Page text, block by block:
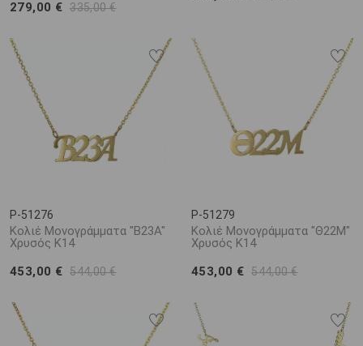
279,00 € 335,00 €
P-51276
Κολιέ Μονογράμματα "Β23Α"
Χρυσός Κ14
453,00 € 544,00 €
P-51279
Κολιέ Μονογράμματα "Θ22Μ"
Χρυσός Κ14
453,00 € 544,00 €